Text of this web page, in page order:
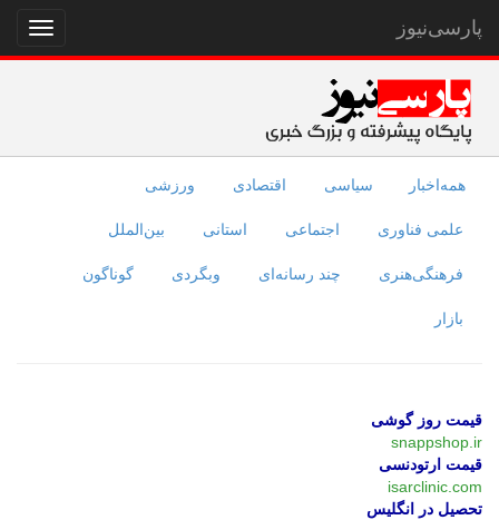
نمایش
منو
پارسی‌نیوز
همه‌اخبار سیاسی اقتصادی ورزشی
علمی فناوری اجتماعی استانی بین‌الملل
فرهنگی‌هنری چند رسانه‌ای وبگردی گوناگون
بازار
قیمت روز گوشی
snappshop.ir
قیمت ارتودنسی
isarclinic.com
تحصیل در انگلیس